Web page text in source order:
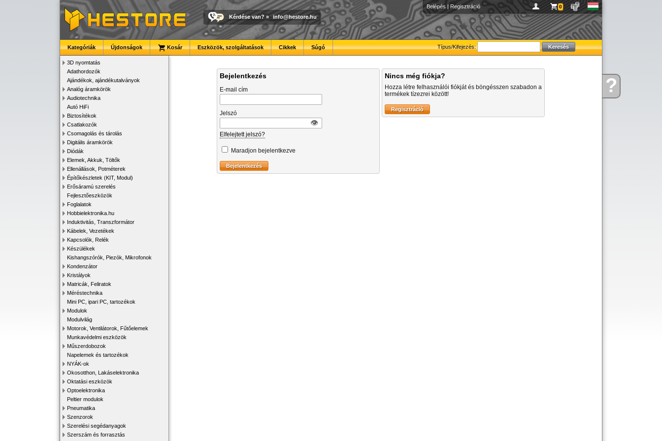
Kérdése?
Belépés | Regisztráció 0
Kérdése van? » info@hestore.hu
Típus/Kifejezés:
Kategóriák Újdonságok Kosár Eszközök, szolgáltatások Cikkek Súgó
3D nyomtatás
Adathordozók
Ajándékok, ajándékutalványok
Analóg áramkörök
Audiotechnika
Autó HiFi
Biztosítékok
Csatlakozók
Csomagolás és tárolás
Digitális áramkörök
Diódák
Elemek, Akkuk, Töltők
Ellenállások, Potméterek
Építőkészletek (KIT, Modul)
Erősáramú szerelés
Fejlesztőeszközök
Foglalatok
Hobbielektronika.hu
Induktivitás, Transzformátor
Kábelek, Vezetékek
Kapcsolók, Relék
Készülékek
Kishangszórók, Piezók, Mikrofonok
Kondenzátor
Kristályok
Matricák, Feliratok
Méréstechnika
Mini PC, ipari PC, tartozékok
Modulok
Modulvilág
Motorok, Ventilátorok, Fűtőelemek
Munkavédelmi eszközök
Műszerdobozok
Napelemek és tartozékok
NYÁK-ok
Okosotthon, Lakáselektronika
Oktatási eszközök
Optoelektronika
Peltier modulok
Pneumatika
Szenzorok
Szerelési segédanyagok
Szerszám és forrasztás
Bejelentkezés
E-mail cím
Jelszó
👁︎
Elfelejtett jelszó?
Maradjon bejelentkezve
Nincs még fiókja?
Hozza létre felhasználói fiókját és böngésszen szabadon a
termékek tízezrei között!